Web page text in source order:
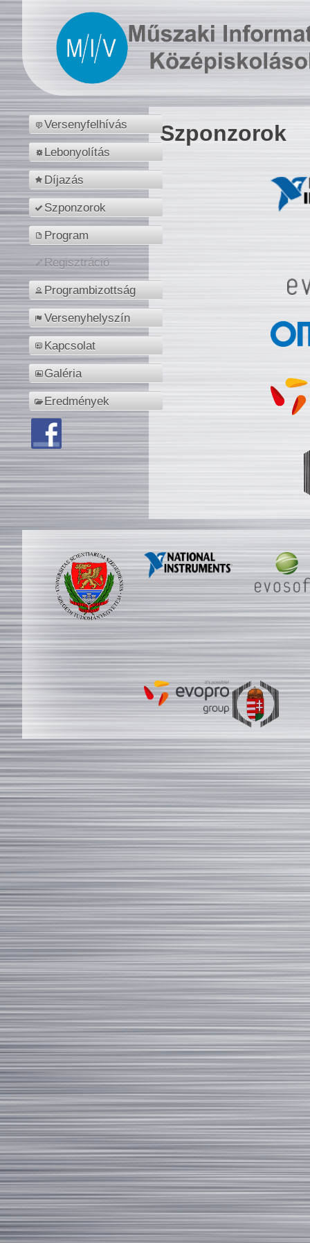
Versenyfelhívás
Lebonyolítás
Díjazás
Szponzorok
Program
Regisztráció
Programbizottság
Versenyhelyszín
Kapcsolat
Galéria
Eredmények
Szponzorok